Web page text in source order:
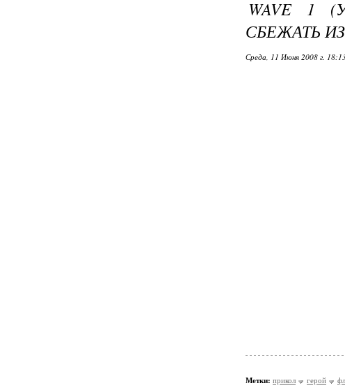
WAVE 1
СБЕЖАТЬ
Среда, 11 Июня 2008 г.
Метки: прикол герой